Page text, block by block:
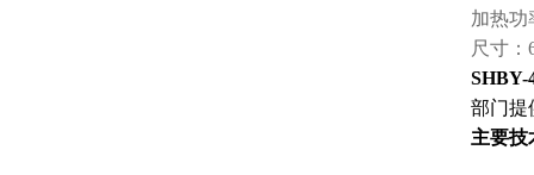
加热功
尺寸：
SHBY-
部门提
主要技